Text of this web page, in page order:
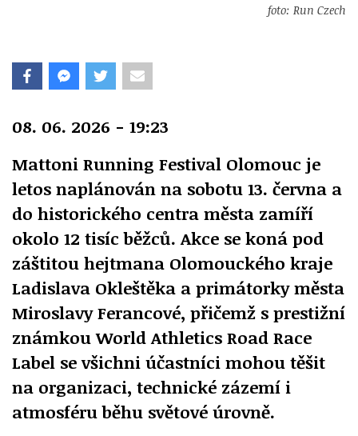
foto: Run Czech
08. 06. 2026 - 19:23
Mattoni Running Festival Olomouc je
letos naplánován na sobotu 13. června a
do historického centra města zamíří
okolo 12 tisíc běžců. Akce se koná pod
záštitou hejtmana Olomouckého kraje
Ladislava Okleštěka a primátorky města
Miroslavy Ferancové, přičemž s prestižní
známkou World Athletics Road Race
Label se všichni účastníci mohou těšit
na organizaci, technické zázemí i
atmosféru běhu světové úrovně.